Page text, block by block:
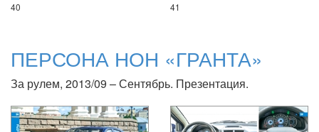
40 41
ПЕРСОНА НОН «ГРАНТА»
За рулем, 2013/09 – Сентябрь. Презентация.